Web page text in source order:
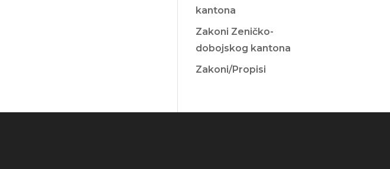
kantona
Zakoni Zeničko-
dobojskog kantona
Zakoni/Propisi